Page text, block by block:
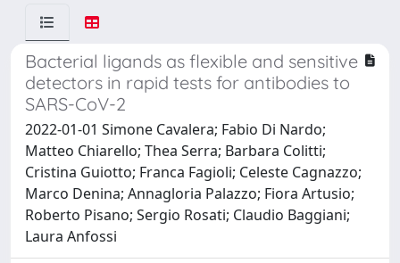
Bacterial ligands as flexible and sensitive
detectors in rapid tests for antibodies to
SARS-CoV-2
2022-01-01 Simone Cavalera; Fabio Di Nardo;
Matteo Chiarello; Thea Serra; Barbara Colitti;
Cristina Guiotto; Franca Fagioli; Celeste Cagnazzo;
Marco Denina; Annagloria Palazzo; Fiora Artusio;
Roberto Pisano; Sergio Rosati; Claudio Baggiani;
Laura Anfossi